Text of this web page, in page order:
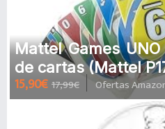
Mattel Games
de cartas (Mattel
15,90€ 17,99€ Ofertas